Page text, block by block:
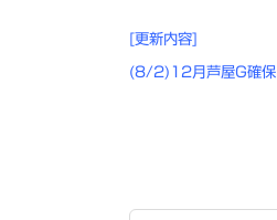
[更新内容]
(8/2)12月芦屋G確保